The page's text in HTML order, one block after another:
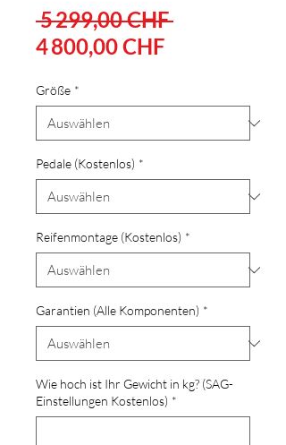
5 299,00 CHF
4 800,00 CHFSale-
Größe *
Pedale (Kostenlos) *
Reifenmontage (Kostenlos) *
Garantien (Alle Komponenten) *
Wie hoch ist Ihr Gewicht in kg? (SAG-
Einstellungen Kostenlos) *